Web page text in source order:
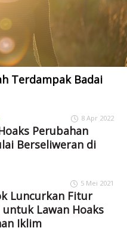
Terdampak Badai
8 Apr 2022
Perubahan
Berseliweran di
5 Mei 2021
Luncurkan Fitur
Lawan Hoaks
Iklim